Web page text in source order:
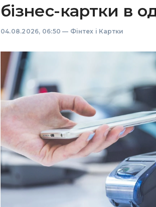
бізнес-картки в
04.08.2026, 06:50 — Фінтех і Картки